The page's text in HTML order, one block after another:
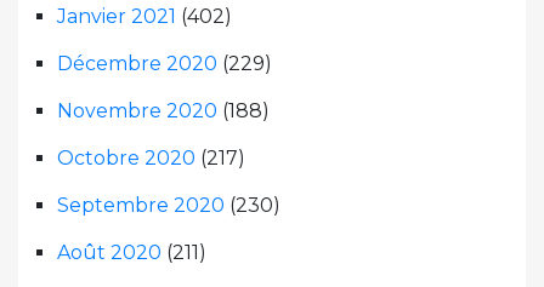
Janvier 2021 (402)
Décembre 2020 (229)
Novembre 2020 (188)
Octobre 2020 (217)
Septembre 2020 (230)
Août 2020 (211)